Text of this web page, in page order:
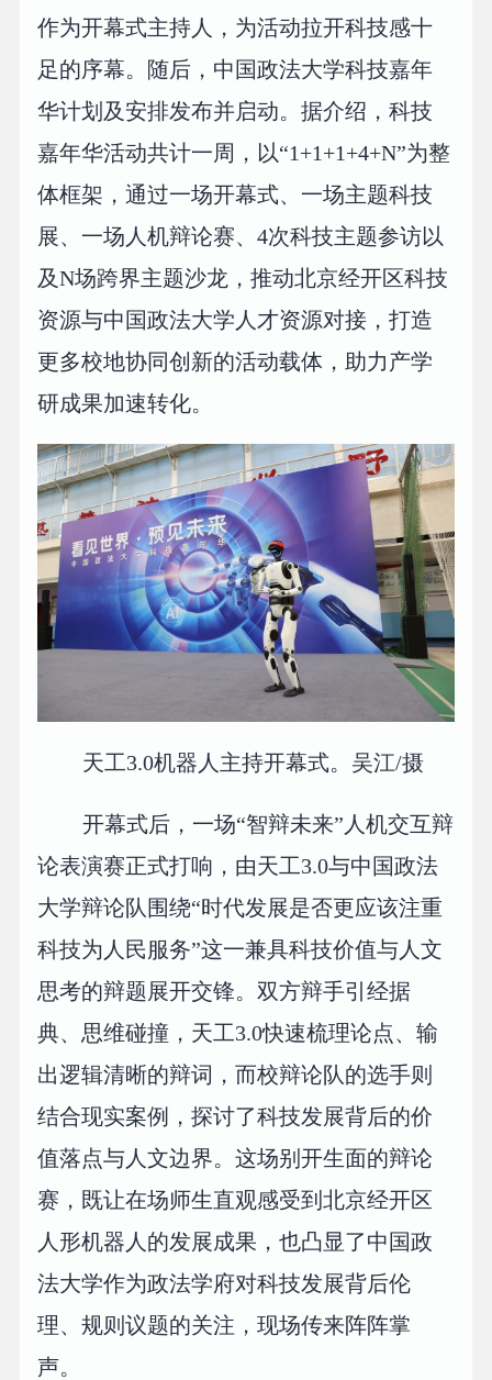
作为开幕式主持人，为活动拉开科技感十
足的序幕。随后，中国政法大学科技嘉年
华计划及安排发布并启动。据介绍，科技
嘉年华活动共计一周，以“1+1+1+4+N”为整
体框架，通过一场开幕式、一场主题科技
展、一场人机辩论赛、4次科技主题参访以
及N场跨界主题沙龙，推动北京经开区科技
资源与中国政法大学人才资源对接，打造
更多校地协同创新的活动载体，助力产学
研成果加速转化。
天工3.0机器人主持开幕式。吴江/摄
开幕式后，一场“智辩未来”人机交互辩
论表演赛正式打响，由天工3.0与中国政法
大学辩论队围绕“时代发展是否更应该注重
科技为人民服务”这一兼具科技价值与人文
思考的辩题展开交锋。双方辩手引经据
典、思维碰撞，天工3.0快速梳理论点、输
出逻辑清晰的辩词，而校辩论队的选手则
结合现实案例，探讨了科技发展背后的价
值落点与人文边界。这场别开生面的辩论
赛，既让在场师生直观感受到北京经开区
人形机器人的发展成果，也凸显了中国政
法大学作为政法学府对科技发展背后伦
理、规则议题的关注，现场传来阵阵掌
声。